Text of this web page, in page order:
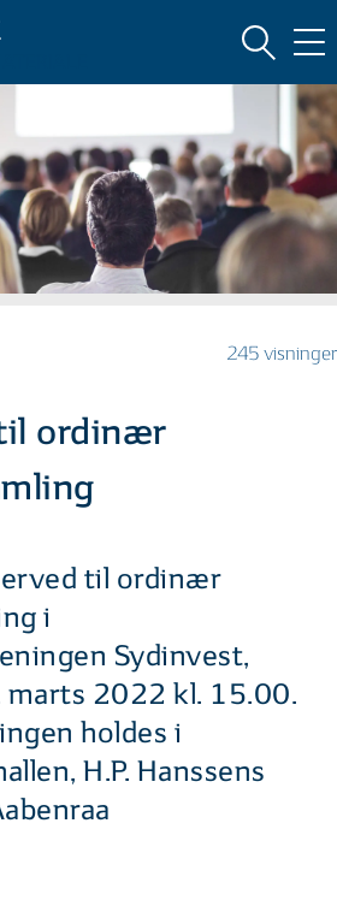
245 visninger
ordinær
til ordinær
i
Sydinvest,
marts 2022 kl. 15.00.
holdes i
H.P. Hanssens